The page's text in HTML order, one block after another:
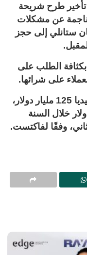
طرح شريحة
ناجمة عن مشكلات
ستانلي إلى حجز
الطلب على
على شرائها.
ويتوقع محللون أن تبلغ مبيعات إنفيديا 125 مليار دولار،
67 مليار دولار خلال السنة
وفقًا لفاكتست.